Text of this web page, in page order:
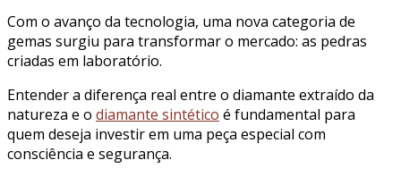
Com o avanço da tecnologia, uma nova categoria de
gemas surgiu para transformar o mercado: as pedras
criadas em laboratório.
Entender a diferença real entre o diamante extraído da
natureza e o diamante sintético é fundamental para
quem deseja investir em uma peça especial com
consciência e segurança.